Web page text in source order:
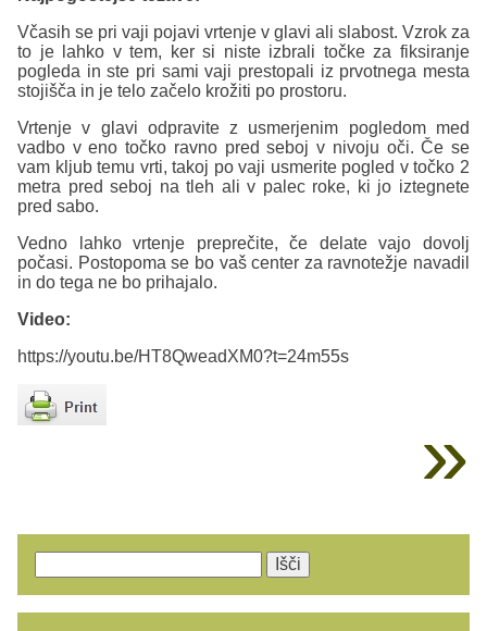
Včasih se pri vaji pojavi vrtenje v glavi ali slabost. Vzrok za
to je lahko v tem, ker si niste izbrali točke za fiksiranje
pogleda in ste pri sami vaji prestopali iz prvotnega mesta
stojišča in je telo začelo krožiti po prostoru.
Vrtenje v glavi odpravite z usmerjenim pogledom med
vadbo v eno točko ravno pred seboj v nivoju oči. Če se
vam kljub temu vrti, takoj po vaji usmerite pogled v točko 2
metra pred seboj na tleh ali v palec roke, ki jo iztegnete
pred sabo.
Vedno lahko vrtenje preprečite, če delate vajo dovolj
počasi. Postopoma se bo vaš center za ravnotežje navadil
in do tega ne bo prihajalo.
Video:
https://youtu.be/HT8QweadXM0?t=24m55s